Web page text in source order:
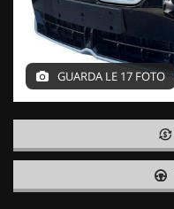
GUARDA LE 17 FOTO